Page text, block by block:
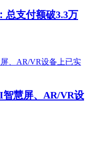
总支付额破3.3万
慧屏、AR/VR设